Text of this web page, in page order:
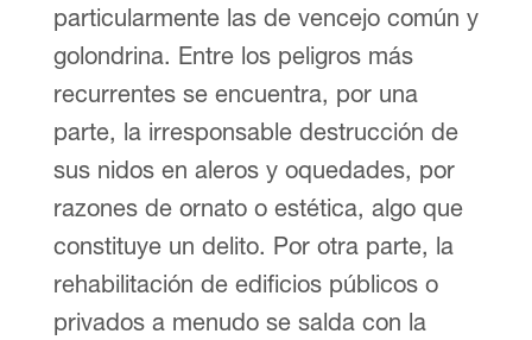
particularmente las de vencejo común y
golondrina. Entre los peligros más
recurrentes se encuentra, por una
parte, la irresponsable destrucción de
sus nidos en aleros y oquedades, por
razones de ornato o estética, algo que
constituye un delito. Por otra parte, la
rehabilitación de edificios públicos o
privados a menudo se salda con la